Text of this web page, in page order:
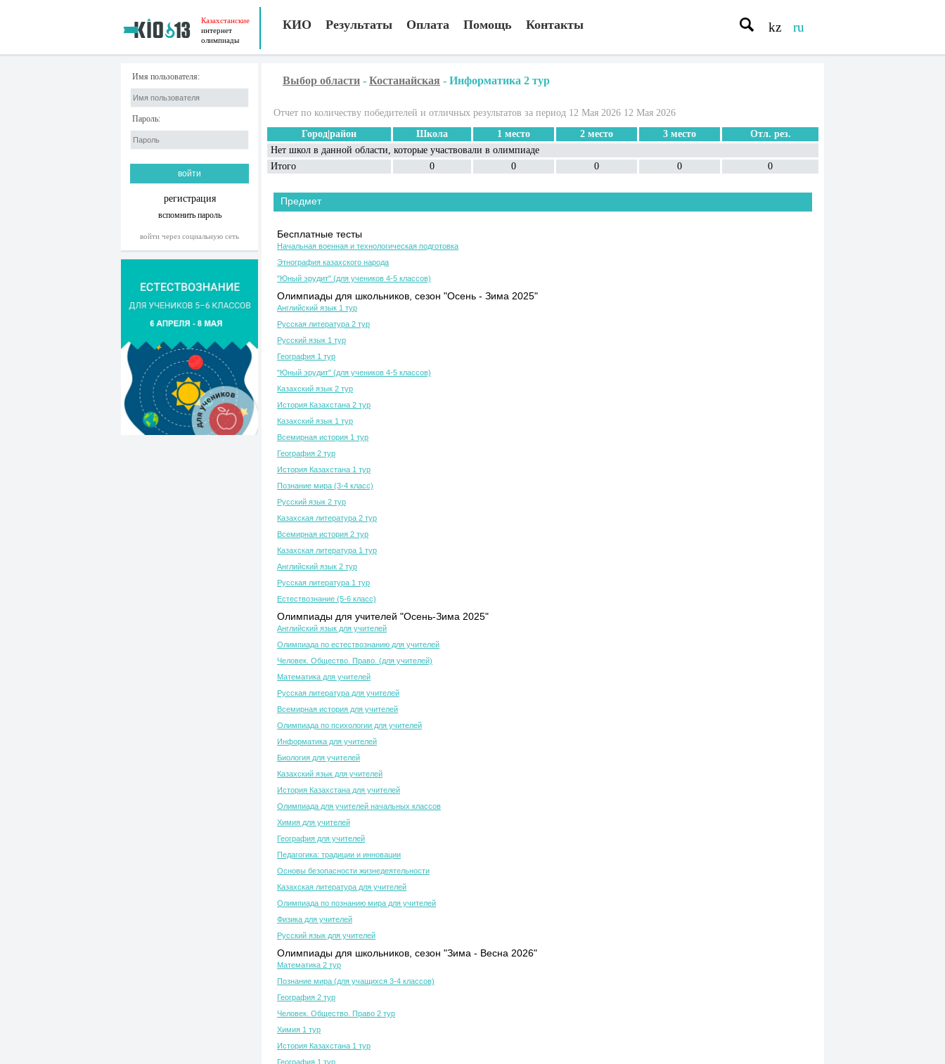
Казахстанские
интернет
олимпиады
КИО Результаты Оплата Помощь Контакты kz ru
Имя пользователя:
Пароль:
регистрация
вспомнить пароль
войти через социальную сеть
Выбор области - Костанайская - Информатика 2 тур
Отчет по количеству победителей и отличных результатов за период 12 Мая 2026 12 Мая 2026
Город|район
Школа 1 место 2 место 3 место
Отл. рез.
Нет школ в данной области, которые участвовали в олимпиаде
Итого
0 0 0 0 0
Предмет
Бесплатные тесты
Начальная военная и технологическая подготовка
Этнография казахского народа
"Юный эрудит" (для учеников 4-5 классов)
Олимпиады для школьников, сезон "Осень - Зима 2025"
Английский язык 1 тур
Русская литература 2 тур
Русский язык 1 тур
География 1 тур
"Юный эрудит" (для учеников 4-5 классов)
Казахский язык 2 тур
История Казахстана 2 тур
Казахский язык 1 тур
Всемирная история 1 тур
География 2 тур
История Казахстана 1 тур
Познание мира (3-4 класс)
Русский язык 2 тур
Казахская литература 2 тур
Всемирная история 2 тур
Казахская литература 1 тур
Английский язык 2 тур
Русская литература 1 тур
Естествознание (5-6 класс)
Олимпиады для учителей "Осень-Зима 2025"
Английский язык для учителей
Олимпиада по естествознанию для учителей
Человек. Общество. Право. (для учителей)
Математика для учителей
Русская литература для учителей
Всемирная история для учителей
Олимпиада по психологии для учителей
Информатика для учителей
Биология для учителей
Казахский язык для учителей
История Казахстана для учителей
Олимпиада для учителей начальных классов
Химия для учителей
География для учителей
Педагогика: традиции и инновации
Основы безопасности жизнедеятельности
Казахская литература для учителей
Олимпиада по познанию мира для учителей
Физика для учителей
Русский язык для учителей
Олимпиады для школьников, сезон "Зима - Весна 2026"
Математика 2 тур
Познание мира (для учащихся 3-4 классов)
География 2 тур
Человек. Общество. Право 2 тур
Химия 1 тур
История Казахстана 1 тур
География 1 тур